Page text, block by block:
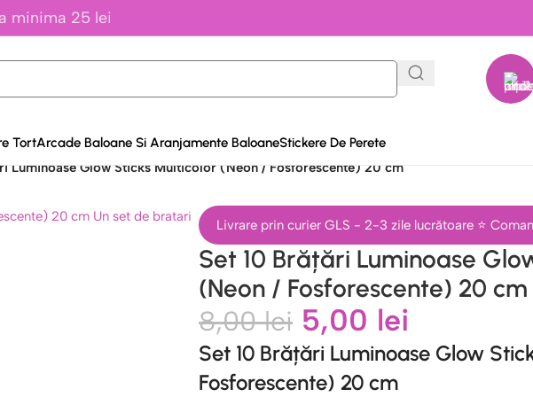
minima 25 lei
TortArcade Baloane Si Aranjamente BaloaneStickere De Perete
Luminoase Glow Sticks Multicolor (Neon / Fosforescente) 20 cm
Livrare prin curier GLS - 2-3 zile lucrătoare ⭐
Set 10 Brățări Luminoase
(Neon / Fosforescente) 20 cm
8,00lei 5,00 lei
Set 10 Brățări Luminoase Glow
Fosforescente) 20 cm